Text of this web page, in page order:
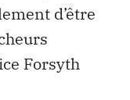
d’être
Forsyth